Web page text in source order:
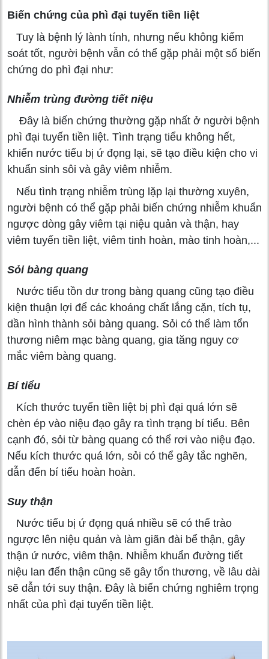
Biến chứng của phì đại tuyến tiền liệt
Tuy là bệnh lý lành tính, nhưng nếu không kiểm
soát tốt, người bệnh vẫn có thể gặp phải một số biến
chứng do phì đại như:
Nhiễm trùng đường tiết niệu
Đây là biến chứng thường gặp nhất ở người bệnh
phì đại tuyến tiền liệt. Tình trạng tiểu không hết,
khiến nước tiểu bị ứ đọng lại, sẽ tạo điều kiện cho vi
khuẩn sinh sôi và gây viêm nhiễm.
Nếu tình trạng nhiễm trùng lặp lại thường xuyên,
người bệnh có thể gặp phải biến chứng nhiễm khuẩn
ngược dòng gây viêm tại niệu quản và thận, hay
viêm tuyến tiền liệt, viêm tinh hoàn, mào tinh hoàn,...
Sỏi bàng quang
Nước tiểu tồn dư trong bàng quang cũng tạo điều
kiện thuận lợi để các khoáng chất lắng cặn, tích tụ,
dần hình thành sỏi bàng quang. Sỏi có thể làm tổn
thương niêm mạc bàng quang, gia tăng nguy cơ
mắc viêm bàng quang.
Bí tiểu
Kích thước tuyến tiền liệt bị phì đại quá lớn sẽ
chèn ép vào niệu đạo gây ra tình trạng bí tiểu. Bên
cạnh đó, sỏi từ bàng quang có thể rơi vào niệu đạo.
Nếu kích thước quá lớn, sỏi có thể gây tắc nghẽn,
dẫn đến bí tiểu hoàn hoàn.
Suy thận
Nước tiểu bị ứ đọng quá nhiều sẽ có thể trào
ngược lên niệu quản và làm giãn đài bể thận, gây
thận ứ nước, viêm thận. Nhiễm khuẩn đường tiết
niệu lan đến thận cũng sẽ gây tổn thương, về lâu dài
sẽ dẫn tới suy thận. Đây là biến chứng nghiêm trọng
nhất của phì đại tuyến tiền liệt.